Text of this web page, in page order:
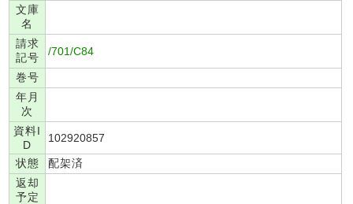
文庫
名
請求
記号
/701/C84
巻号
年月
次
資料I
D
102920857
状態
配架済
返却
予定